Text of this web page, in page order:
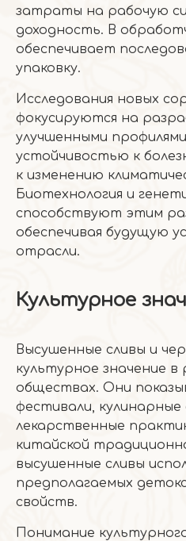
затраты на рабочую
доходность. В
обеспечивает
упаковку.
Исследования новых
фокусируются на
улучшенными
устойчивостью к
к изменению
Биотехнология и
способствуют этим
обеспечивая будущую
отрасли.
Культурное
Высушенные сливы и
культурное значение в
обществах. Они
фестивали,
лекарственные
китайской
высушенные сливы
предполагаемых
свойств.
Понимание